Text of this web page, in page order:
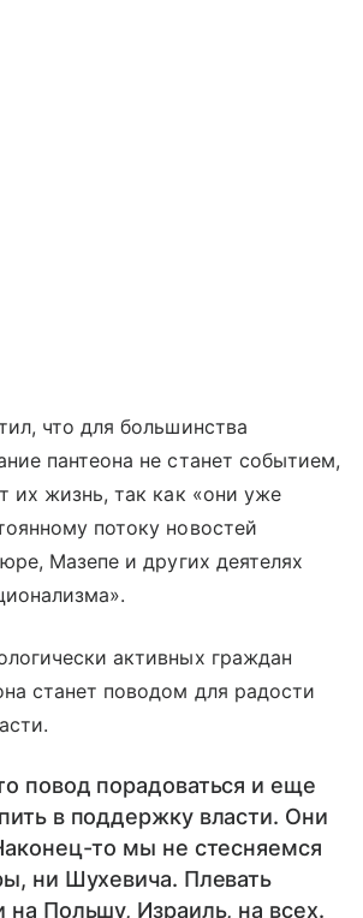
что для большинства
пантеона не станет событием,
их жизнь, так как «они уже
потоку новостей
Мазепе и других деятелях
активных граждан
станет поводом для радости
повод порадоваться и еще
в поддержку власти. Они
то мы не стесняемся
ни Шухевича. Плевать
на Польшу, Израиль, на всех.